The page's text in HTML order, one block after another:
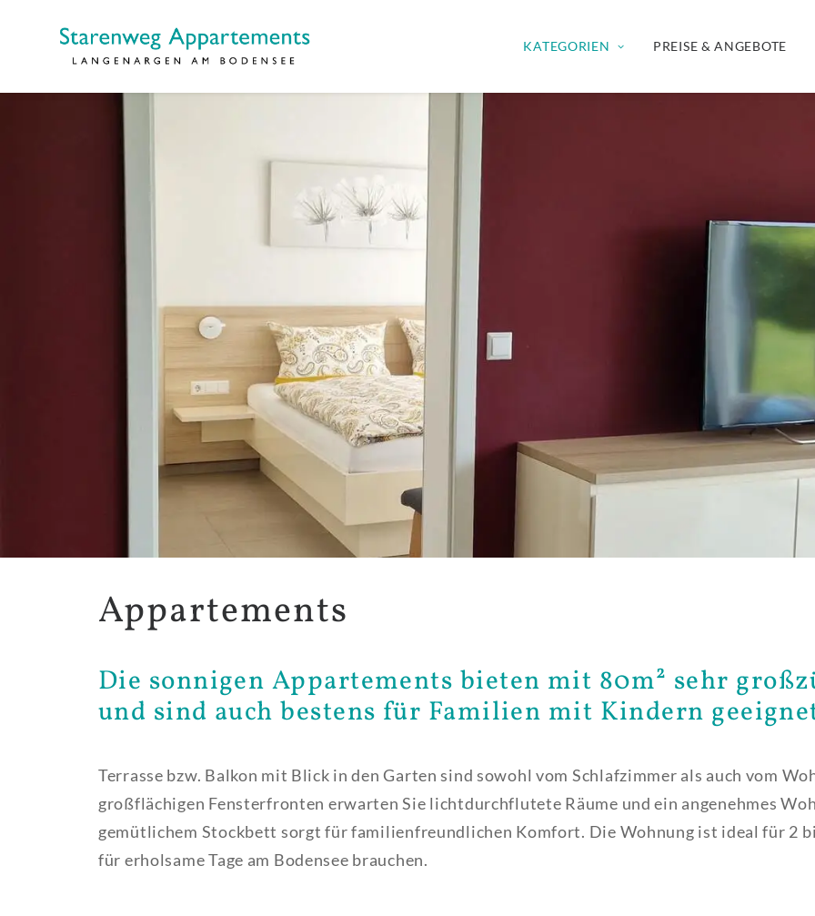
KATEGORIEN PREISE & ANGEBOTE
Appartements
Die sonnigen Appartements bieten mit 80m² sehr
und sind auch bestens für Familien mit Kindern
Terrasse bzw. Balkon mit Blick in den Garten sind sowohl vom Schlafzimmer als auch vom
großflächigen Fensterfronten erwarten Sie lichtdurchflutete Räume und ein angenehmes
gemütlichem Stockbett sorgt für familienfreundlichen Komfort. Die Wohnung ist ideal für 2
für erholsame Tage am Bodensee brauchen.